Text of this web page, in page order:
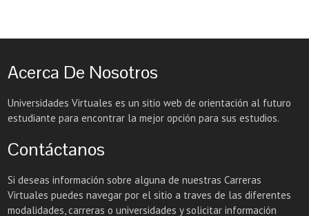
Acerca De Nosotros
Universidades Virtuales es un sitio web de orientación al futuro
estudiante para encontrar la mejor opción para sus estudios.
Contáctanos
Si deseas información sobre alguna de nuestras Carreras
Virtuales puedes navegar por el sitio a traves de las diferentes
modalidades, carreras o universidades y solicitar información